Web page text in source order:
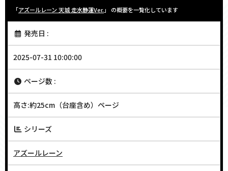
「アズールレーン 天城 走水静蓮Ver. 」 の概要を一覧化しています
発売日 :
2025-07-31 10:00:00
ページ数 :
高さ:約25cm（台座含め）ページ
シリーズ
アズールレーン